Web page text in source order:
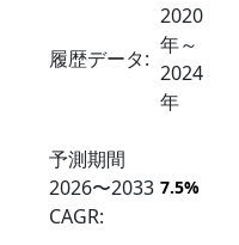
履歴データ:
2020
年～
2024
年
予測期間
2026〜2033
CAGR:
7.5%